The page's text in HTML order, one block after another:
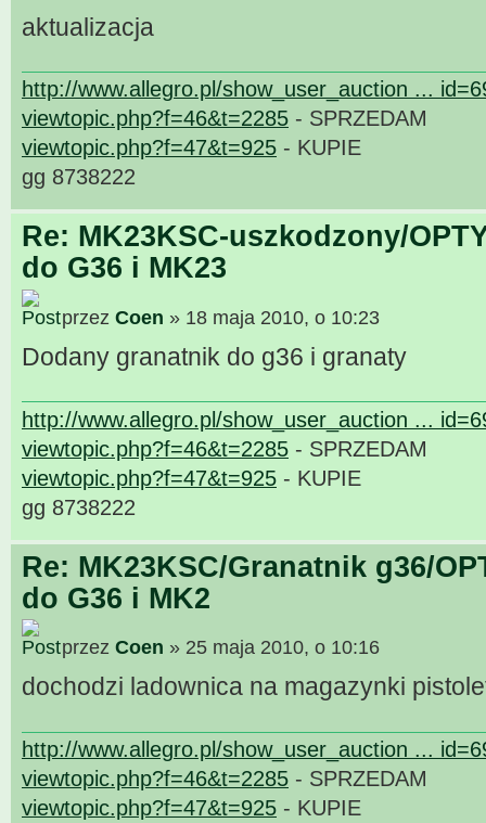
aktualizacja
http://www.allegro.pl/show_user_auction ...
viewtopic.php?f=46&t=2285 - SPRZEDAM
viewtopic.php?f=47&t=925 - KUPIE
gg 8738222
Re: MK23KSC-uszkodzony/
do G36 i MK23
przez Coen » 18 maja 2010, o 10:23
Dodany granatnik do g36 i granaty
http://www.allegro.pl/show_user_auction ...
viewtopic.php?f=46&t=2285 - SPRZEDAM
viewtopic.php?f=47&t=925 - KUPIE
gg 8738222
Re: MK23KSC/Granatnik g36/
do G36 i MK2
przez Coen » 25 maja 2010, o 10:16
dochodzi ladownica na magazynki
http://www.allegro.pl/show_user_auction ...
viewtopic.php?f=46&t=2285 - SPRZEDAM
viewtopic.php?f=47&t=925 - KUPIE